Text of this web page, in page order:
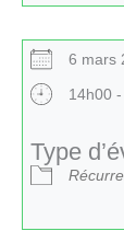
6
14h00
Type